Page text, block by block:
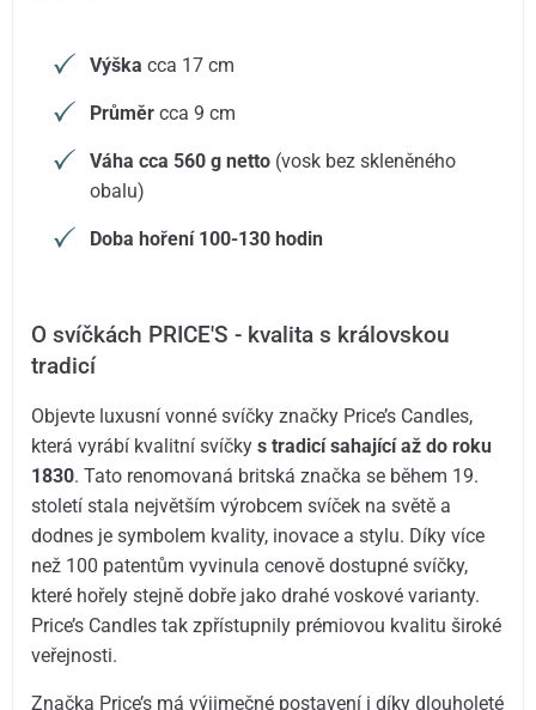
Výška cca 17 cm
Průměr cca 9 cm
Váha cca 560 g netto (vosk bez skleněného
obalu)
Doba hoření 100-130 hodin
O svíčkách PRICE'S - kvalita s královskou
tradicí
Objevte luxusní vonné svíčky značky Price’s Candles,
která vyrábí kvalitní svíčkys tradicí sahající až do roku
1830. Tato renomovaná britská značka se během 19.
století stala největším výrobcem svíček na světě a
dodnes je symbolem kvality, inovace a stylu. Díky více
než 100 patentům vyvinula cenově dostupné svíčky,
které hořely stejně dobře jako drahé voskové varianty.
Price’s Candles tak zpřístupnily prémiovou kvalitu široké
veřejnosti.
Značka Price’s má výjimečné postavení i díky dlouholeté